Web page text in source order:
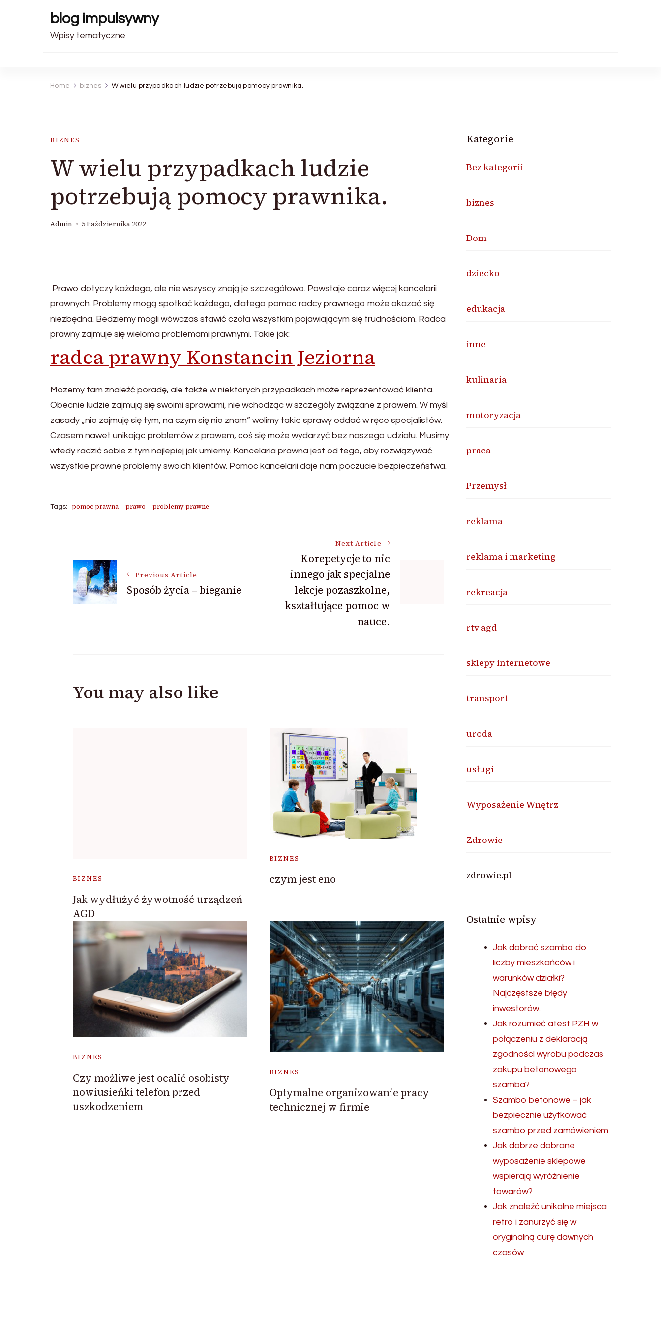
blog impulsywny
Wpisy tematyczne
Home biznes W wielu przypadkach ludzie potrzebują pomocy prawnika.
BIZNES
W wielu przypadkach ludzie
potrzebują pomocy prawnika.
Admin 5 Października 2022
Prawo dotyczy każdego, ale nie wszyscy znają je szczegółowo. Powstaje coraz więcej kancelarii
prawnych. Problemy mogą spotkać każdego, dlatego pomoc radcy prawnego może okazać się
niezbędna. Bedziemy mogli wówczas stawić czoła wszystkim pojawiającym się trudnościom. Radca
prawny zajmuje się wieloma problemami prawnymi. Takie jak:
radca prawny Konstancin Jeziorna
Mozemy tam znaleźć poradę, ale także w niektórych przypadkach może reprezentować klienta.
Obecnie ludzie zajmują się swoimi sprawami, nie wchodząc w szczegóły związane z prawem. W myśl
zasady „nie zajmuję się tym, na czym się nie znam” wolimy takie sprawy oddać w ręce specjalistów.
Czasem nawet unikając problemów z prawem, coś się może wydarzyć bez naszego udziału. Musimy
wtedy radzić sobie z tym najlepiej jak umiemy. Kancelaria prawna jest od tego, aby rozwiązywać
wszystkie prawne problemy swoich klientów. Pomoc kancelarii daje nam poczucie bezpieczeństwa.
Tags: pomoc prawna prawo problemy prawne
Navigation
Previous Article
Sposób życia – bieganie
Next Article
Korepetycje to nic
innego jak specjalne
lekcje pozaszkolne,
kształtujące pomoc w
nauce.
You may also like
BIZNES
Jak wydłużyć żywotność urządzeń
AGD
BIZNES
czym jest eno
BIZNES
Czy możliwe jest ocalić osobisty
nowiusieńki telefon przed
uszkodzeniem
BIZNES
Optymalne organizowanie pracy
technicznej w firmie
Kategorie
Bez kategorii
biznes
Dom
dziecko
edukacja
inne
kulinaria
motoryzacja
praca
Przemysł
reklama
reklama i marketing
rekreacja
rtv agd
sklepy internetowe
transport
uroda
usługi
Wyposażenie Wnętrz
Zdrowie
zdrowie.pl
Ostatnie wpisy
Jak dobrać szambo do
liczby mieszkańców i
warunków działki?
Najczęstsze błędy
inwestorów.
Jak rozumieć atest PZH w
połączeniu z deklaracją
zgodności wyrobu podczas
zakupu betonowego
szamba?
Szambo betonowe – jak
bezpiecznie użytkować
szambo przed zamówieniem
Jak dobrze dobrane
wyposażenie sklepowe
wspierają wyróżnienie
towarów?
Jak znaleźć unikalne miejsca
retro i zanurzyć się w
oryginalną aurę dawnych
czasów